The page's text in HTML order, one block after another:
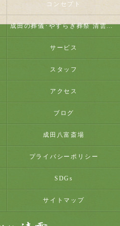
コンセプト
成田の葬儀･やすらぎ葬祭 清雲の評判
サービス
スタッフ
アクセス
ブログ
成田八富斎場
プライバシーポリシー
SDGs
サイトマップ